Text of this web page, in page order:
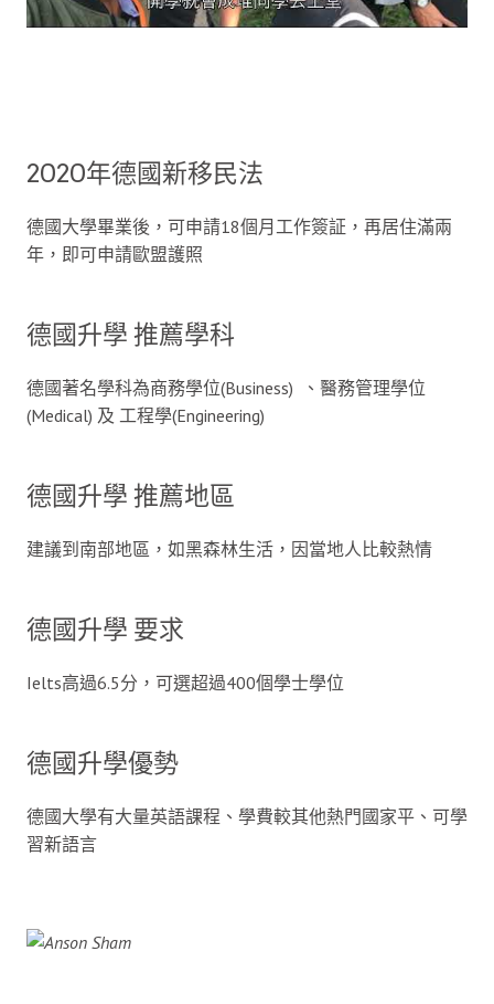
2020年德國新移民法
德國大學畢業後，可申請18個月工作簽証，再居住滿兩
年，即可申請歐盟護照
德國升學 推薦學科
德國著名學科為商務學位(Business) 、醫務管理學位
(Medical) 及 工程學(Engineering)
德國升學 推薦地區
建議到南部地區，如黑森林生活，因當地人比較熱情
德國升學 要求
Ielts高過6.5分，可選超過400個學士學位
德國升學優勢
德國大學有大量英語課程、學費較其他熱門國家平、可學
習新語言